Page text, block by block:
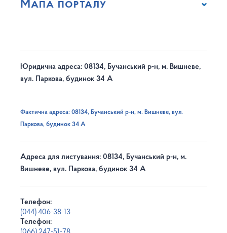
Мапа порталу
Юридична адреса: 08134, Бучанський р-н, м. Вишневе,
вул. Паркова, будинок 34 А
Фактична адреса: 08134, Бучанський р-н, м. Вишневе, вул.
Паркова, будинок 34 А
Адреса для листування: 08134, Бучанський р-н, м.
Вишневе, вул. Паркова, будинок 34 А
Телефон:
(044) 406-38-13
Телефон: